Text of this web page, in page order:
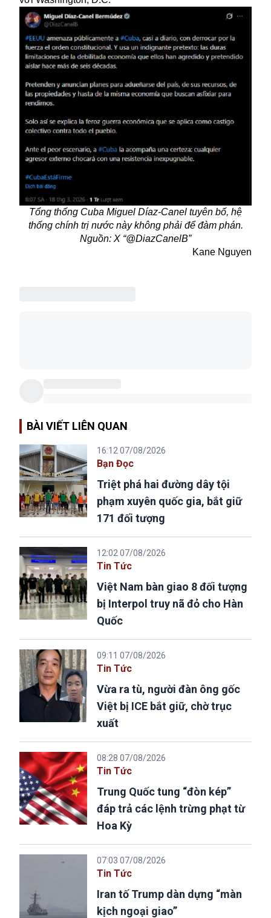
Tổng thống Cuba Miguel Díaz-Canel tuyên bố, hệ
thống chính trị nước này không phải để đàm phán.
Nguồn: X “@DiazCanelB”
Kane Nguyen
BÀI VIẾT LIÊN QUAN
16:12 07/08/2026
Bạn Đọc
Triệt phá hai đường dây tội
phạm xuyên quốc gia, bắt giữ
171 đối tượng
12:02 07/08/2026
Tin Tức
Việt Nam bàn giao 8 đối tượng
bị Interpol truy nã đỏ cho Hàn
Quốc
09:11 07/08/2026
Tin Tức
Vừa ra tù, người đàn ông gốc
Việt bị ICE bắt giữ, chờ trục
xuất
08:28 07/08/2026
Tin Tức
Trung Quốc tung “đòn kép”
đáp trả các lệnh trừng phạt từ
Hoa Kỳ
07:03 07/08/2026
Tin Tức
Iran tố Trump dàn dựng “màn
kịch ngoại giao”